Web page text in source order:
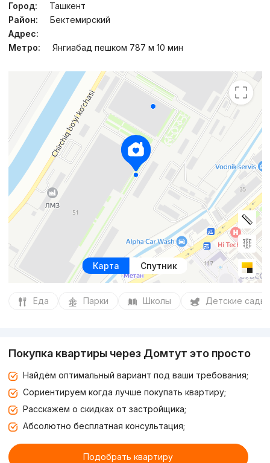
Город:
Ташкент
Район:
Бектемирский
Адрес:
Метро:
Янгиабад пешком 787 м 10 мин
Карта Спутник
Еда Парки Школы Детские сады
Покупка квартиры через Домтут это просто
Найдём оптимальный вариант под ваши требования;
Сориентируем когда лучше покупать квартиру;
Расскажем о скидках от застройщика;
Абсолютно бесплатная консультация;
Подобрать квартиру